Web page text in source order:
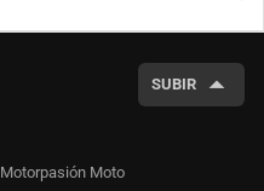
SUBIR
Motorpasión Moto